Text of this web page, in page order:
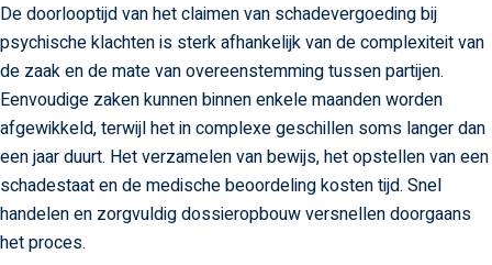
De doorlooptijd van het claimen van schadevergoeding bij
psychische klachten is sterk afhankelijk van de complexiteit van
de zaak en de mate van overeenstemming tussen partijen.
Eenvoudige zaken kunnen binnen enkele maanden worden
afgewikkeld, terwijl het in complexe geschillen soms langer dan
een jaar duurt. Het verzamelen van bewijs, het opstellen van een
schadestaat en de medische beoordeling kosten tijd. Snel
handelen en zorgvuldig dossieropbouw versnellen doorgaans
het proces.